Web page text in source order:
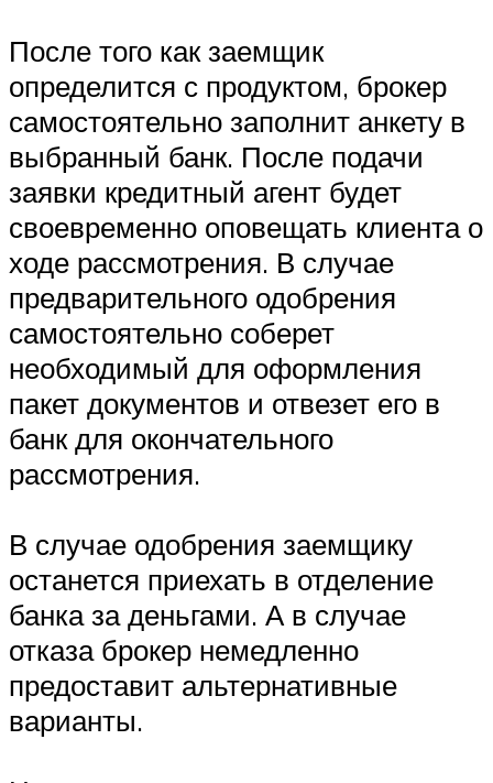
После того как заемщик
определится с продуктом, брокер
самостоятельно заполнит анкету в
выбранный банк. После подачи
заявки кредитный агент будет
своевременно оповещать клиента о
ходе рассмотрения. В случае
предварительного одобрения
самостоятельно соберет
необходимый для оформления
пакет документов и отвезет его в
банк для окончательного
рассмотрения.
В случае одобрения заемщику
останется приехать в отделение
банка за деньгами. А в случае
отказа брокер немедленно
предоставит альтернативные
варианты.